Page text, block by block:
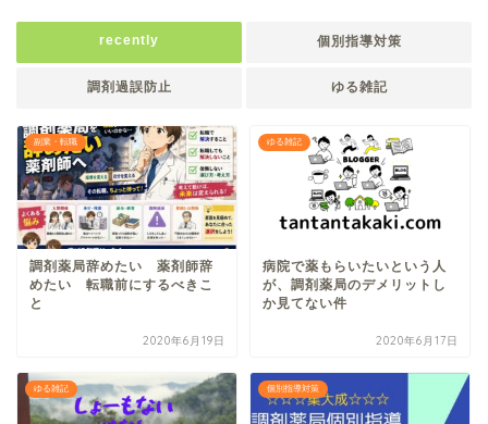
recently 個別指導対策
調剤過誤防止 ゆる雑記
副業・転職
調剤薬局辞めたい 薬剤師辞
めたい 転職前にするべきこ
と
2020年6月19日
ゆる雑記
病院で薬もらいたいという人
が、調剤薬局のデメリットし
か見てない件
2020年6月17日
ゆる雑記 個別指導対策